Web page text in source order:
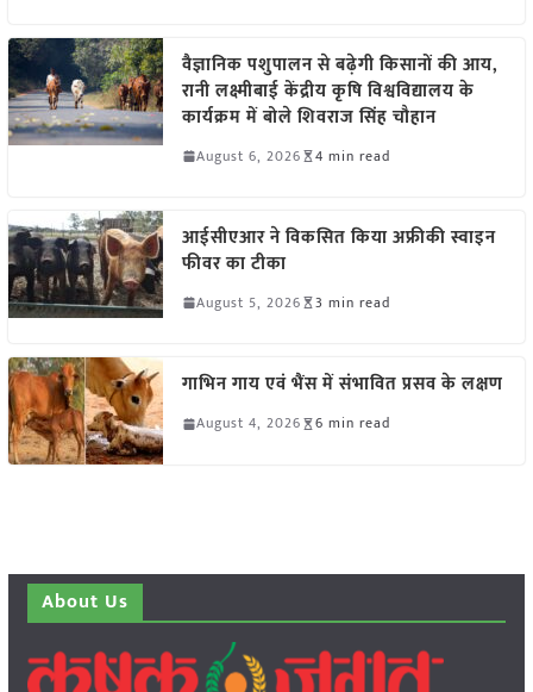
वैज्ञानिक पशुपालन से बढ़ेगी किसानों की आय,
रानी लक्ष्मीबाई केंद्रीय कृषि विश्वविद्यालय के
कार्यक्रम में बोले शिवराज सिंह चौहान
August 6, 2026 4 min read
आईसीएआर ने विकसित किया अफ्रीकी स्वाइन
फीवर का टीका
August 5, 2026 3 min read
गाभिन गाय एवं भैंस में संभावित प्रसव के लक्षण
August 4, 2026 6 min read
About Us